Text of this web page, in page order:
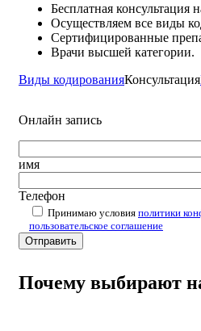
Бесплатная консультация
Осуществляем все виды
Сертифицированные
Врачи высшей категории.
Виды кодированияКонсультация
Онлайн запись
имя
Телефон
Принимаю условия политики
пользовательское соглашение
Почему выбирают